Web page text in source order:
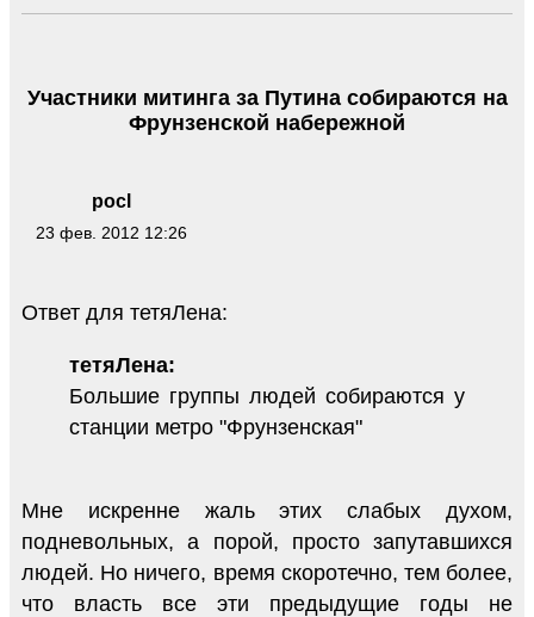
pocl
23 фев. 2012 12:26
Участники митинга за Путина собираются на
Фрунзенской набережной
Ответ для тетяЛена:
тетяЛена:
Большие группы людей собираются у
станции метро "Фрунзенская"
Мне искренне жаль этих слабых духом,
подневольных, а порой, просто запутавшихся
людей. Но ничего, время скоротечно, тем более,
что власть все эти предыдущие годы не